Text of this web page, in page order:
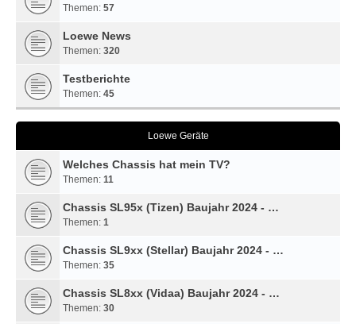
Themen: 57
Loewe News
Themen: 320
Testberichte
Themen: 45
Loewe Geräte
Welches Chassis hat mein TV?
Themen: 11
Chassis SL95x (Tizen) Baujahr 2024 - …
Themen: 1
Chassis SL9xx (Stellar) Baujahr 2024 - …
Themen: 35
Chassis SL8xx (Vidaa) Baujahr 2024 - …
Themen: 30